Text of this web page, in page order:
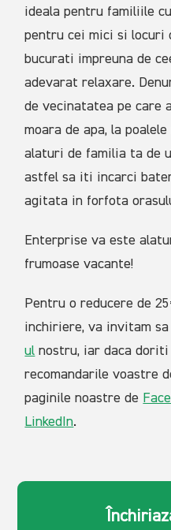
ideala pentru familiile
pentru cei mici si locuri
bucurati impreuna de
adevarat relaxare.
de vecinatatea pe care
moara de apa, la
alaturi de familia ta de
astfel sa iti incarci
agitata in forfota
Enterprise va este
frumoase vacante!
Pentru o reducere de
inchiriere, va invitam
ul nostru, iar daca
recomandarile voastre
paginile noastre de
LinkedIn.